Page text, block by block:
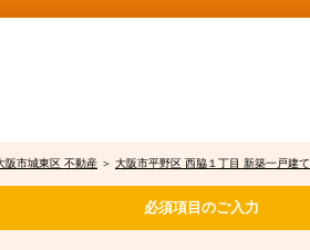
阪市城東区 不動産 ＞ 大阪市平野区 西脇１丁目 新築一戸建て
必須項目のご入力